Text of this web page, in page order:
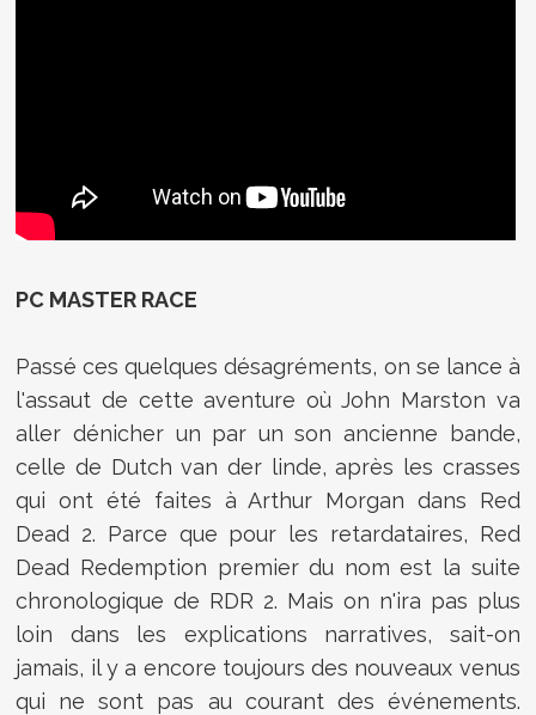
PC MASTER RACE
Passé ces quelques désagréments, on se lance à
l'assaut de cette aventure où John Marston va
aller dénicher un par un son ancienne bande,
celle de Dutch van der linde, après les crasses
qui ont été faites à Arthur Morgan dans Red
Dead 2. Parce que pour les retardataires, Red
Dead Redemption premier du nom est la suite
chronologique de RDR 2. Mais on n'ira pas plus
loin dans les explications narratives, sait-on
jamais, il y a encore toujours des nouveaux venus
qui ne sont pas au courant des événements.